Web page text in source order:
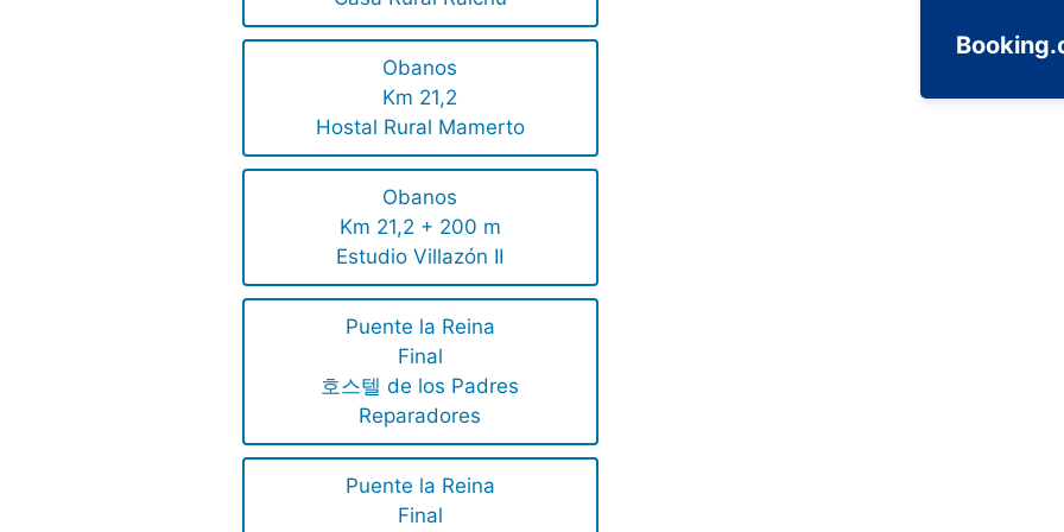
Obanos
Km 21,2
Hostal Rural Mamerto
Obanos
Km 21,2 + 200 m
Estudio Villazón II
Puente la Reina
Final
호스텔 de los Padres
Reparadores
Puente la Reina
Final